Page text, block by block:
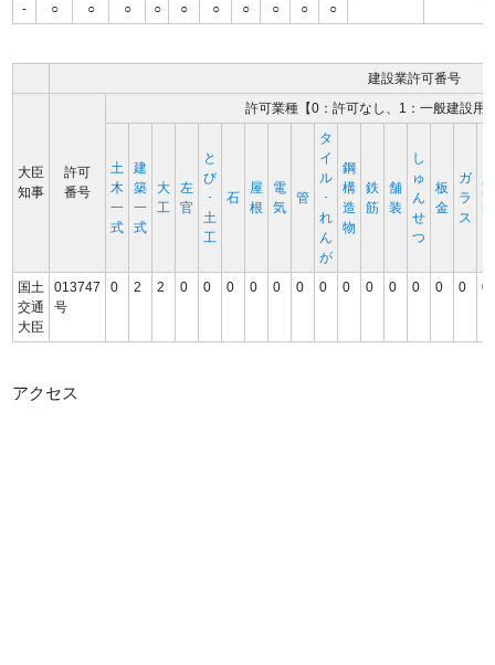
- ○ ○ ○ ○ ○ ○ ○ ○ ○ ○
建設業許可番号
大臣
知事
許可
番号
許可業種【0：許可なし、1：一般建設用
土
木
一
式
建
築
一
式
大
工
左
官
と
び
･
土
工
石
屋
根
電
気
管
タ
イ
ル
･
れ
ん
が
鋼
構
造
物
鉄
筋
舗
装
し
ゅ
ん
せ
つ
板
金
ガ
ラ
ス
塗
装
国土
交通
大臣
013747
号
0 2 2 0 0 0 0 0 0 0 0 0 0 0 0 0 0
アクセス